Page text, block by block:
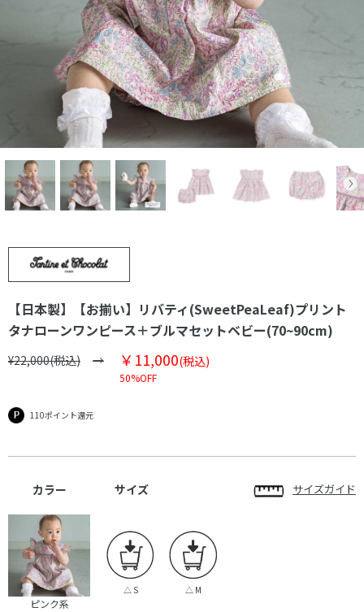
【日本製】【お揃い】リバティ(SweetPeaLeaf)プリント
タナローンワンピース＋ブルマセットベビー(70~90cm)
¥22,000(税込) ￥11,000(税込)
50%OFF
110ポイント還元
カラー サイズ サイズガイド
ピンク系
△ S △ M